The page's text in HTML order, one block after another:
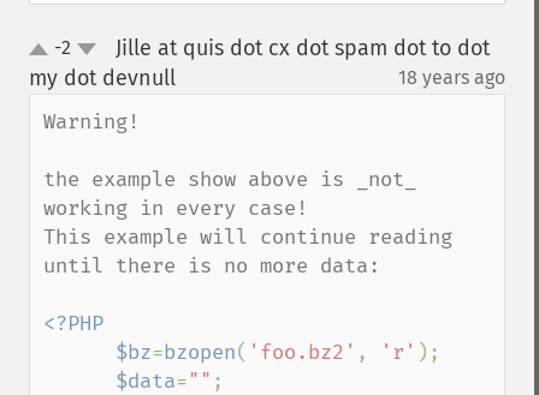
up
down
-2
Jille at quis dot cx dot spam dot to dot
my dot devnull
18 years ago
Warning!
the example show above is _not_
working in every case!
This example will continue reading
until there is no more data:
<?PHP
      $bz
=bzopen( 'foo.bz2' , 'r' );
$data="" ;